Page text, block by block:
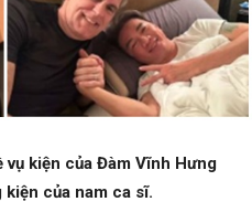
vụ kiện của Đàm Vĩnh Hưng
của nam ca sĩ.